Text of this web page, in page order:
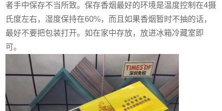
者手中保存不当所致。保存香烟最好的环境是温度控制在4摄
氏度左右，湿度保持在60%，而且如果香烟暂时不抽的话，
最好不要把包装打开。如在家中存放，放进冰箱冷藏室即
可。